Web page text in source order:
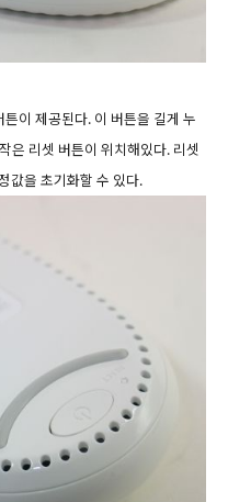
이 제공된다. 이 버튼을 길게 누
은 리셋 버튼이 위치해있다. 리셋
값을 초기화할 수 있다.